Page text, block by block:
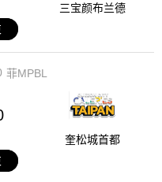
三宝颜布兰德
菲MPBL
奎松城首都